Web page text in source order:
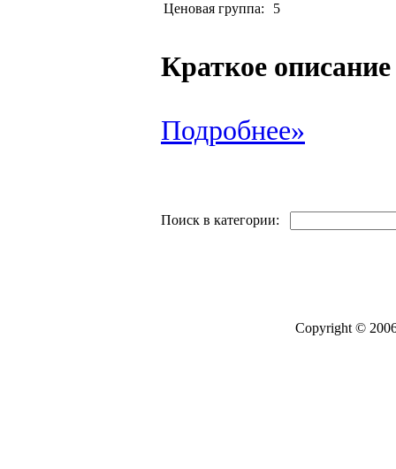
Ценовая группа:
5
Краткое описание
Подробнее»
Поиск в категории:
Copyright ©